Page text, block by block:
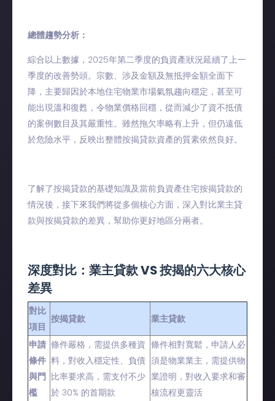
總體趨勢分析：
綜合以上數據，2025年第二季度的負資產狀況延續了上一
季度的改善勢頭。宗數、涉及金額及無抵押金額全面下
降，主要歸因於本地住宅物業市場氣氛趨向穩定，甚至可
能出現溫和復甦，令物業價格回穩，從而減少了資不抵債
的案例數目及其嚴重性。雖然拖欠率略有上升，但仍遠低
於危險水平，反映出整體按揭貸款資產的質素依然良好。
了解了按揭貸款的基礎知識及當前負資產住宅按揭貸款的
情況後，接下來我們將從多個核心方面，深入對比業主貸
款與按揭貸款的差異，幫助你更好地區分兩者。
深度對比：業主貸款 VS 按揭的六大核心
差異
對比
項目
按揭貸款 業主貸款
申請
條件
與門
檻
條件嚴格，需提供多種資
料，對收入穩定性、負債
比率要求高，需支付不少
於 30% 的首期款
條件相對寬鬆，申請人必
須是物業業主，需提供物
業證明，對收入要求和審
核流程更靈活